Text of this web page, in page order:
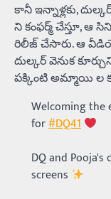
కానీ ఇన్నాళ్లకు,
ని కంఫర్మ్ చేస్తూ,
రిలీజ్ చేసారు. ఆ
దుల్కర్ వెనుక
పక్కింటి అమ్మాయి ల
Welcoming the
for#DQ41
DQ and
screens